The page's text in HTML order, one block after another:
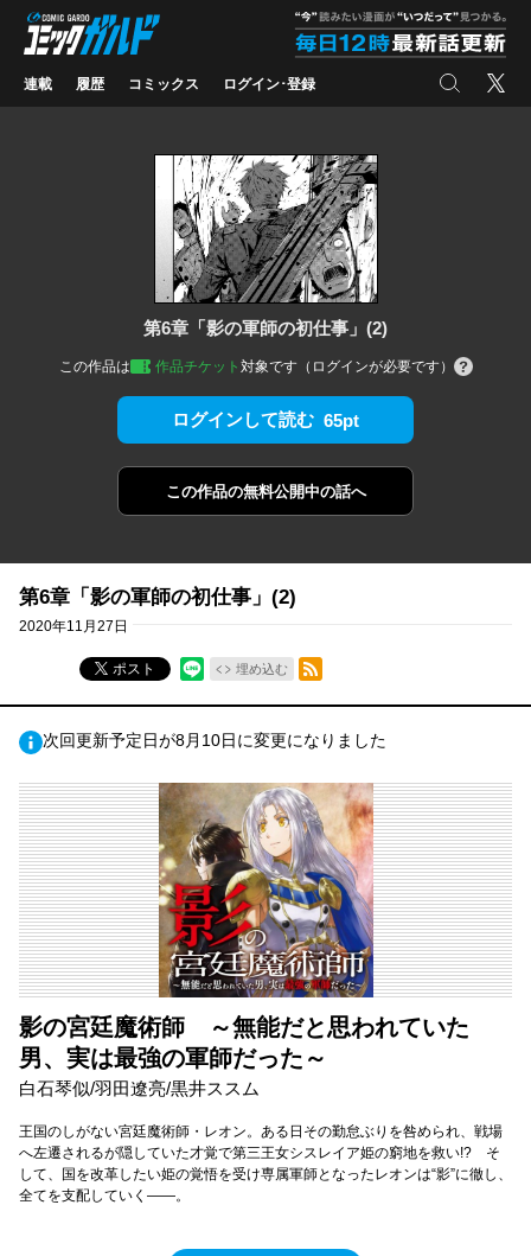
コミックガルド
連載 履歴 コミックス ログイン･登録 検索 X
第6章「影の軍師の初仕事」(2)
この作品は 作品チケット 対象です（ログインが必要です）
ログインして読む 65pt
この作品の無料公開中の話へ
第6章「影の軍師の初仕事」(2)
2020年11月27日
ポスト 埋め込む
RSSフィード
次回更新予定日が8月10日に変更になりました
影の宮廷魔術師 ～無能だと思われていた
男、実は最強の軍師だった～
白石琴似/羽田遼亮/黒井ススム
王国のしがない宮廷魔術師・レオン。ある日その勤怠ぶりを咎められ、戦場
へ左遷されるが隠していた才覚で第三王女シスレイア姫の窮地を救い!? そ
して、国を改革したい姫の覚悟を受け専属軍師となったレオンは“影”に徹し、
全てを支配していく――。